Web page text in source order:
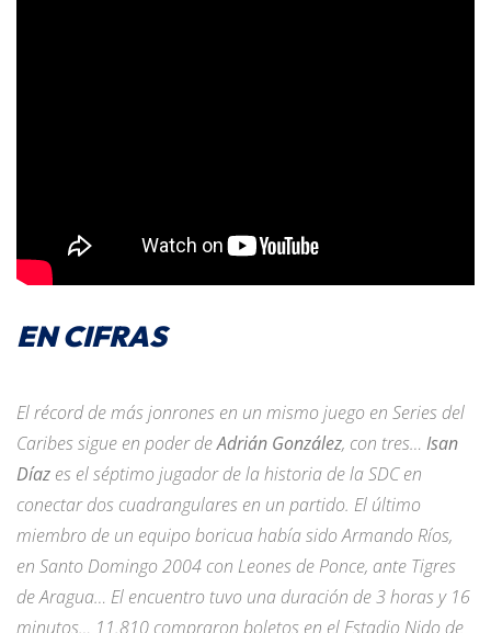
EN CIFRAS
El récord de más jonrones en un mismo juego en Series del
Caribes sigue en poder deAdrián González, con tres… Isan
Díaz es el séptimo jugador de la historia de la SDC en
conectar dos cuadrangulares en un partido. El último
miembro de un equipo boricua había sido Armando Ríos,
en Santo Domingo 2004 con Leones de Ponce, ante Tigres
de Aragua… El encuentro tuvo una duración de 3 horas y 16
minutos… 11.810 compraron boletos en el Estadio Nido de